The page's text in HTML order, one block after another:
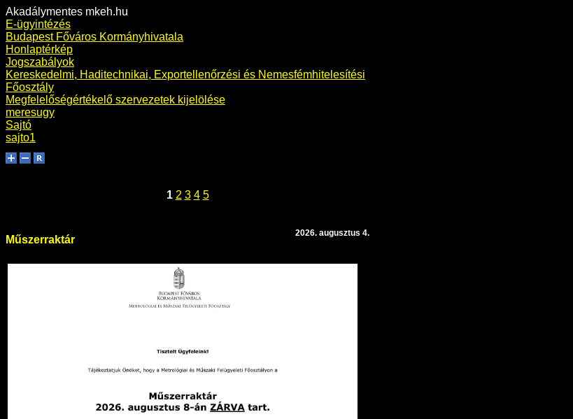
Akadálymentes mkeh.hu
E-ügyintézés
Budapest Főváros Kormányhivatala
Honlaptérkép
Jogszabályok
Kereskedelmi, Haditechnikai, Exportellenőrzési és Nemesfémhitelesítési
Főosztály
Megfelelőségértékelő szervezetek kijelölése
meresugy
Sajtó
sajto1
1 2 3 4 5
2026. augusztus 4.
Műszerraktár